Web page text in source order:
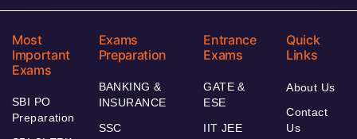
Most
Important
Exams
SBI PO
Preparation
Exams
Preparation
BANKING &
INSURANCE
SSC
Entrance
Exams
GATE &
ESE
IIT JEE
Quick
Links
About Us
Contact
Us